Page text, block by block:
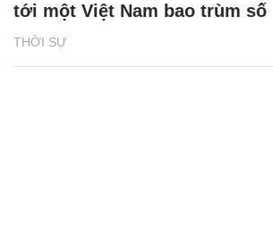
THỜI SỰ
tới một Việt Nam bao trùm số